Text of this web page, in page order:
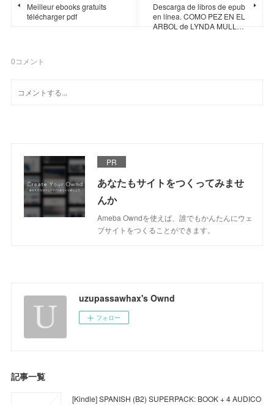
Meilleur ebooks gratuits
télécharger pdf
Descarga de libros de epub
en línea. COMO PEZ EN EL
ARBOL de LYNDA MULL…
0コメント
PR
あなたもサイトをつくってみませ
んか
Ameba Owndを使えば、誰でもかんたんにウェ
ブサイトをつくることができます。
uzupassawhax's Ownd
フォロー
記事一覧
[Kindle] SPANISH (B2) SUPERPACK: BOOK + 4 AUDICO